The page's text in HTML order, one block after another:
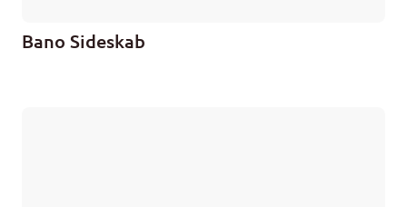
Bano Sideskab